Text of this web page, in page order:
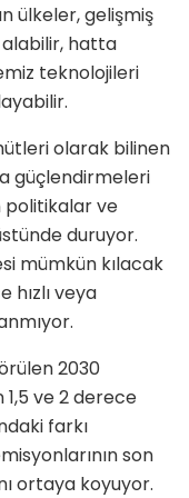
ülkeler, gelişmiş
alabilir, hatta
teknolojileri
olarak bilinen
güçlendirmeleri
politikalar ve
duruyor.
mümkün kılacak
veya
2030
1,5 ve 2 derece
farkı
son
ortaya koyuyor.